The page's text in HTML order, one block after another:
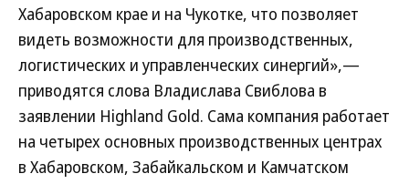
Хабаровском крае и на Чукотке, что позволяет
видеть возможности для производственных,
логистических и управленческих синергий»,—
приводятся слова Владислава Свиблова в
заявлении Highland Gold. Сама компания работает
на четырех основных производственных центрах
в Хабаровском, Забайкальском и Камчатском